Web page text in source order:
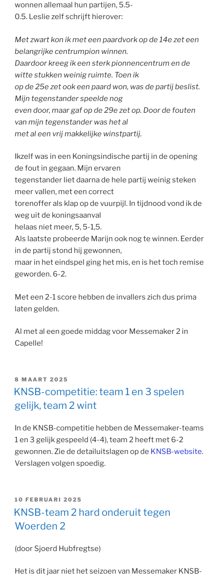
wonnen allemaal hun partijen, 5.5-
0.5. Leslie zelf schrijft hierover:
Met zwart kon ik met een paardvork op de 14e zet een
belangrijke centrumpion winnen.
Daardoor kreeg ik een sterk pionnencentrum en de
witte stukken weinig ruimte. Toen ik
op de 25e zet ook een paard won, was de partij beslist.
Mijn tegenstander speelde nog
even door, maar gaf op de 29e zet op. Door de fouten
van mijn tegenstander was het al
met al een vrij makkelijke winstpartij.
Ikzelf was in een Koningsindische partij in de opening
de fout in gegaan. Mijn ervaren
tegenstander liet daarna de hele partij weinig steken
meer vallen, met een correct
torenoffer als klap op de vuurpijl. In tijdnood vond ik de
weg uit de koningsaanval
helaas niet meer, 5, 5-1,5.
Als laatste probeerde Marijn ook nog te winnen. Eerder
in de partij stond hij gewonnen,
maar in het eindspel ging het mis, en is het toch remise
geworden. 6-2.
Met een 2-1 score hebben de invallers zich dus prima
laten gelden.
Al met al een goede middag voor Messemaker 2 in
Capelle!
GEPLAATST
OP
8 MAART 2025
KNSB-competitie: team 1 en 3 spelen
gelijk, team 2 wint
In de KNSB-competitie hebben de Messemaker-teams
1 en 3 gelijk gespeeld (4-4), team 2 heeft met 6-2
gewonnen. Zie de detailuitslagen op de KNSB-website.
Verslagen volgen spoedig.
GEPLAATST
OP
10 FEBRUARI 2025
KNSB-team 2 hard onderuit tegen
Woerden 2
(door Sjoerd Hubfregtse)
Het is dit jaar niet het seizoen van Messemaker KNSB-